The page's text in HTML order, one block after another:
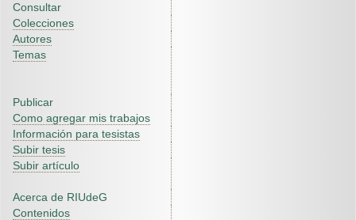
Consultar
Colecciones
Autores
Temas
Publicar
Como agregar mis trabajos
Información para tesistas
Subir tesis
Subir artículo
Acerca de RIUdeG
Contenidos